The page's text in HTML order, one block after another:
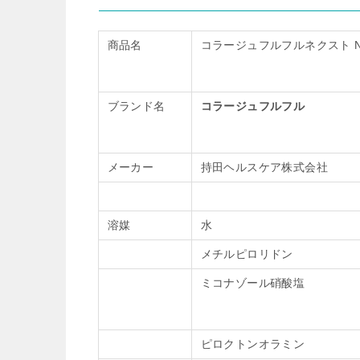
商品名 コラージュフルフルネクスト
ブランド名 コラージュフルフル
メーカー 持田ヘルスケア株式会社
溶媒 水
メチルピロリドン
ミコナゾール硝酸塩
ピロクトンオラミン